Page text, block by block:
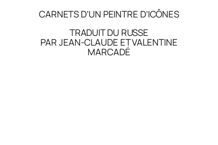
CARNETS D’UN PEINTRE D’ICÔNES
TRADUIT DU RUSSE
PAR JEAN-CLAUDE ET VALENTINE
MARCADÉ